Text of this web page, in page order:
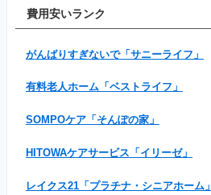
費用安いランク
がんばりすぎないで「サニーライフ」
有料老人ホーム「ベストライフ」
SOMPOケア「そんぽの家」
HITOWAケアサービス「イリーゼ」
レイクス21「プラチナ・シニアホーム」